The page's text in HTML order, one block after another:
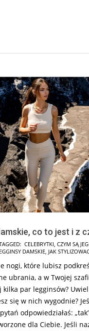
co to jest i z
CELEBRYTKI, CZYM SĄ
DAMSKIE, JAK
nogi, które lubisz
ubrania, a w Twojej
par legginsów?
się w nich wygodnie?
odpowiedziałaś:
dla Ciebie. Jeśli